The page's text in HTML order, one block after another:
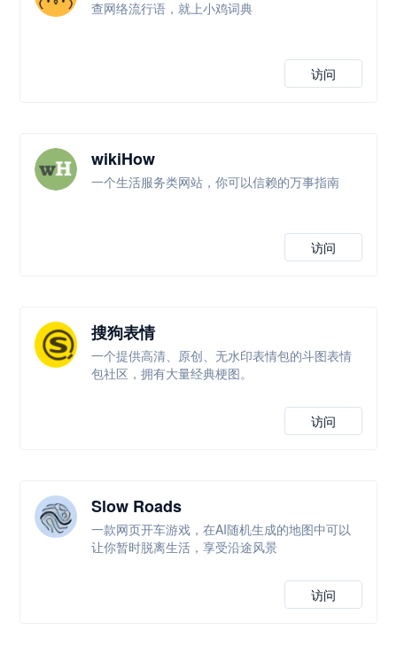
查网络流行语，就上小鸡词典
访问
wikiHow
一个生活服务类网站，你可以信赖的万事指南
访问
搜狗表情
一个提供高清、原创、无水印表情包的斗图表情
包社区，拥有大量经典梗图。
访问
Slow Roads
一款网页开车游戏，在AI随机生成的地图中可以
让你暂时脱离生活，享受沿途风景
访问